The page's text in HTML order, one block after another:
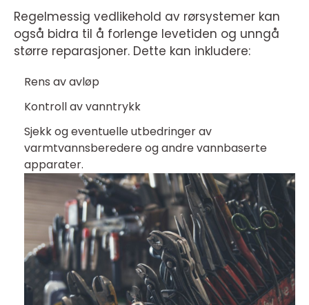
Regelmessig vedlikehold av rørsystemer kan
også bidra til å forlenge levetiden og unngå
større reparasjoner. Dette kan inkludere:
Rens av avløp
Kontroll av vanntrykk
Sjekk og eventuelle utbedringer av
varmtvannsberedere og andre vannbaserte
apparater.